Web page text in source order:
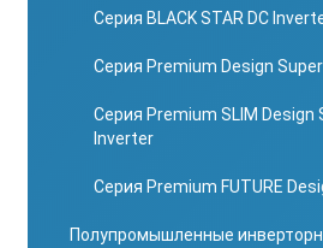
Серия BLACK STAR DC
Серия Premium Design
Серия Premium SLIM Design
Inverter
Серия Premium FUTURE
Полупромышленные